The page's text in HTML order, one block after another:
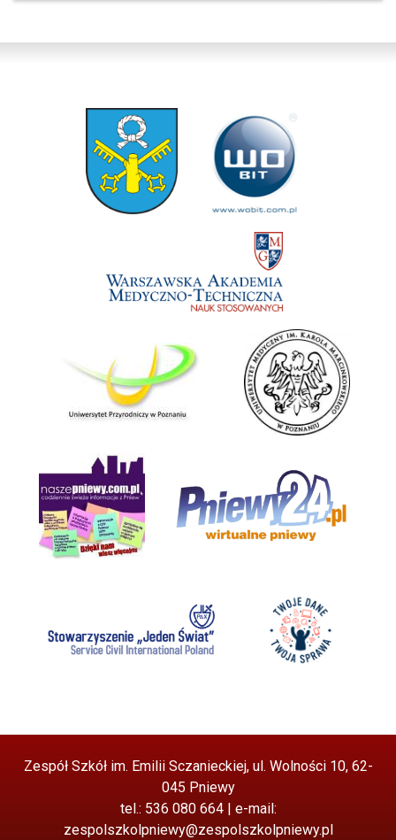
Zespół Szkół im. Emilii Sczanieckiej, ul. Wolności 10, 62-
045 Pniewy
tel.: 536 080 664 | e-mail:
zespolszkolpniewy@zespolszkolpniewy.pl